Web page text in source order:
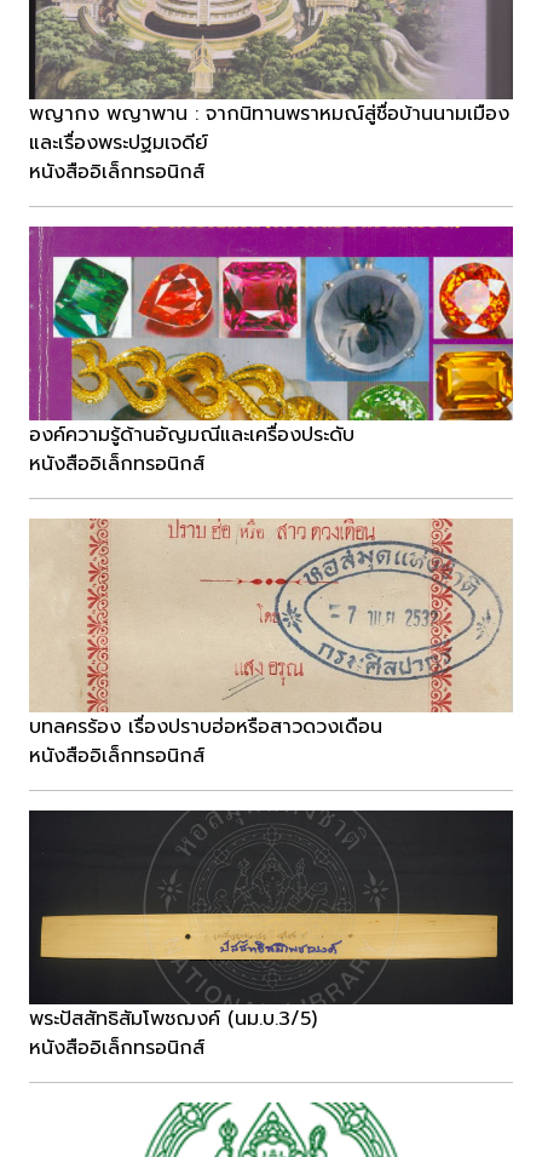
พญากง พญาพาน : จากนิทานพราหมณ์สู่ชื่อบ้านนามเมือง
และเรื่องพระปฐมเจดีย์
หนังสืออิเล็กทรอนิกส์
องค์ความรู้ด้านอัญมณีและเครื่องประดับ
หนังสืออิเล็กทรอนิกส์
บทลครร้อง เรื่องปราบฮ่อหรือสาวดวงเดือน
หนังสืออิเล็กทรอนิกส์
พระปัสสัทธิสัมโพชฌงค์ (นม.บ.3/5)
หนังสืออิเล็กทรอนิกส์